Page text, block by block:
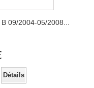
09/2004-05/2008...
Détails